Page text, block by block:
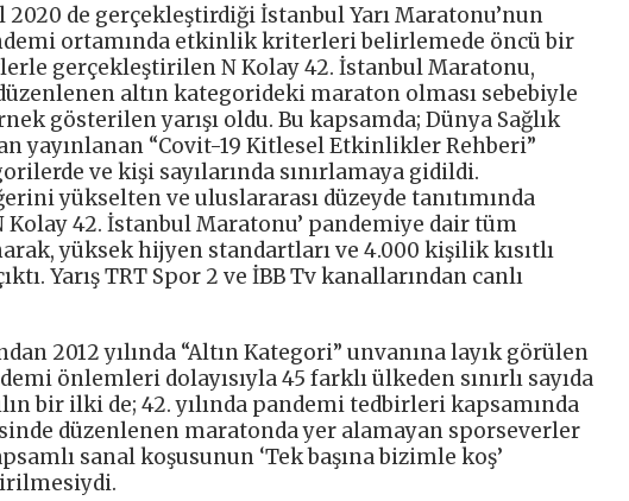
2020 de gerçekleştirdiği İstanbul Yarı Maratonu’nun
ortamında etkinlik kriterleri belirlemede öncü bir
gerçekleştirilen N Kolay 42. İstanbul Maratonu,
altın kategorideki maraton olması sebebiyle
gösterilen yarışı oldu. Bu kapsamda; Dünya Sağlık
yayınlanan “Covit-19 Kitlesel Etkinlikler Rehberi”
ve kişi sayılarında sınırlamaya gidildi.
yükselten ve uluslararası düzeyde tanıtımında
Kolay 42. İstanbul Maratonu’ pandemiye dair tüm
yüksek hijyen standartları ve 4.000 kişilik kısıtlı
Yarış TRT Spor 2 ve İBB Tv kanallarından canlı
2012 yılında “Altın Kategori” unvanına layık görülen
önlemleri dolayısıyla 45 farklı ülkeden sınırlı sayıda
bir ilki de; 42. yılında pandemi tedbirleri kapsamında
düzenlenen maratonda yer alamayan sporseverler
sanal koşusunun ‘Tek başına bizimle koş’